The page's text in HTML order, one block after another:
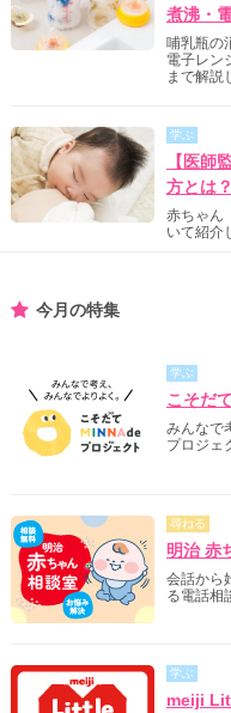
煮沸・
哺乳瓶の
電子レン
まで解説
学ぶ
【医師
方とは
赤ちゃん
いて紹介
今月の特集
学ぶ
こそだ
みんなで
プロジェ
尋ねる
明治 赤
会話から
る電話相
学ぶ
meiji